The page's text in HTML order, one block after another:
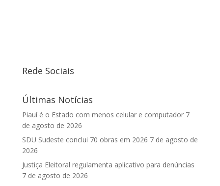
Rede Sociais
Últimas Notícias
Piauí é o Estado com menos celular e computador 7
de agosto de 2026
SDU Sudeste conclui 70 obras em 2026 7 de agosto de
2026
Justiça Eleitoral regulamenta aplicativo para denúncias
7 de agosto de 2026